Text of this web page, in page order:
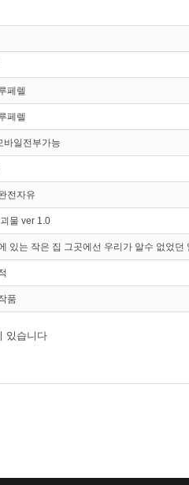
페렐
페렐
바일전부가능
전자유
물 ver 1.0
있는 작은 집 그곳에선 우리가 알수 없었던
품
있습니다